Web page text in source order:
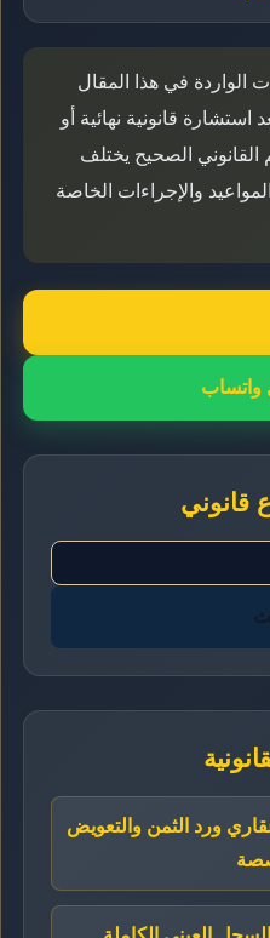
الواردة في هذا المقال
استشارة قانونية نهائية أو
القانوني الصحيح يختلف
والإجراءات الخاصة
واتساب
ورد الثمن والتعويض